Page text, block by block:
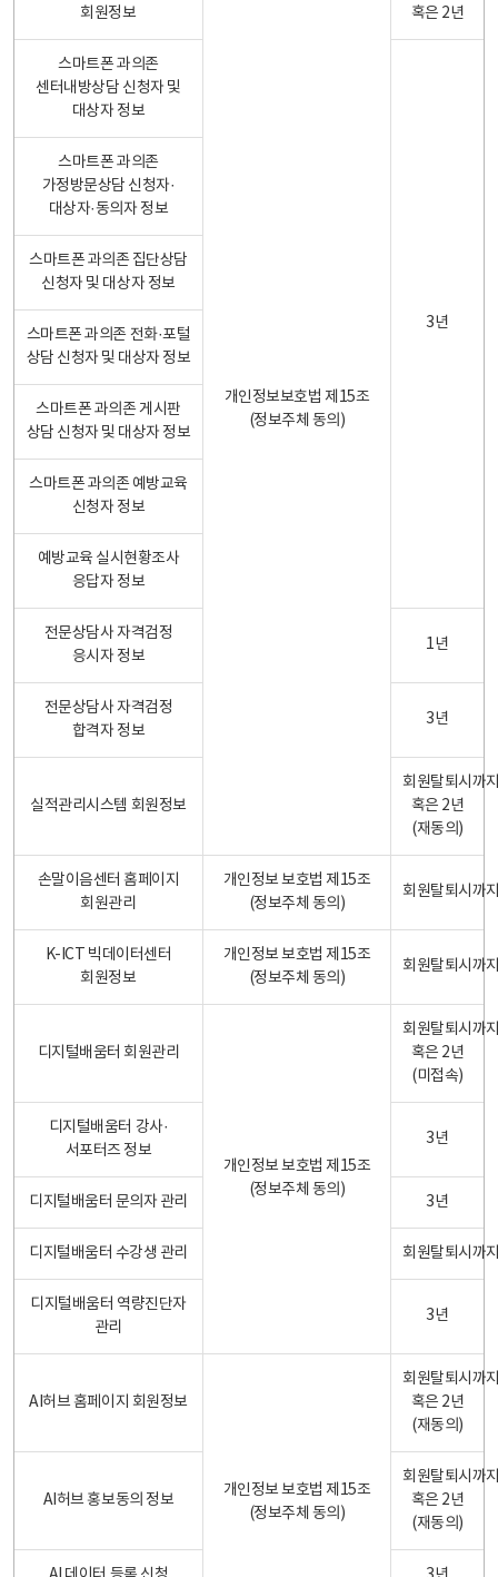
회원정보
개인정보보호법 제15조
(정보주체 동의)
혹은 2년
스마트폰 과의존
센터내방상담 신청자 및
대상자 정보
3년
스마트폰 과의존
가정방문상담 신청자·
대상자·동의자 정보
스마트폰 과의존 집단상담
신청자 및 대상자 정보
스마트폰 과의존 전화·포털
상담 신청자 및 대상자 정보
스마트폰 과의존 게시판
상담 신청자 및 대상자 정보
스마트폰 과의존 예방교육
신청자 정보
예방교육 실시현황조사
응답자 정보
전문상담사 자격검정
응시자 정보
1년
전문상담사 자격검정
합격자 정보
3년
실적관리시스템 회원정보
회원탈퇴시까
혹은 2년
(재동의)
손말이음센터 홈페이지
회원관리
개인정보 보호법 제15조
(정보주체 동의)
회원탈퇴시까
K-ICT 빅데이터센터
회원정보
개인정보 보호법 제15조
(정보주체 동의)
회원탈퇴시까
디지털배움터 회원관리
개인정보 보호법 제15조
(정보주체 동의)
회원탈퇴시까
혹은 2년
(미접속)
디지털배움터 강사·
서포터즈 정보
3년
디지털배움터 문의자 관리 3년
디지털배움터 수강생 관리 회원탈퇴시까
디지털배움터 역량진단자
관리
3년
AI허브 홈페이지 회원정보
개인정보 보호법 제15조
(정보주체 동의)
회원탈퇴시까
혹은 2년
(재동의)
AI허브 홍보동의 정보
회원탈퇴시까
혹은 2년
(재동의)